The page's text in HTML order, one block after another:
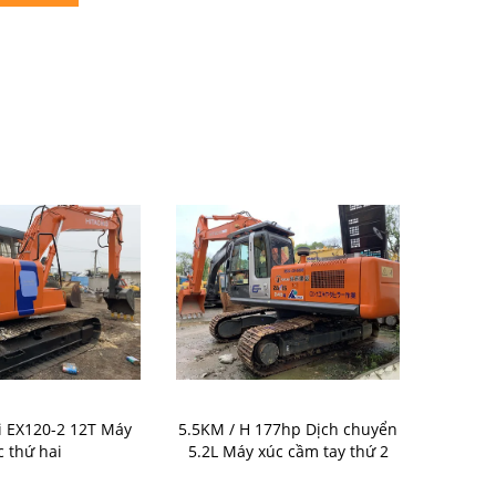
2 12T Máy
thứ hai
5.5KM / H 177hp Dịch chuyển
5.2L Máy xúc cầm tay thứ 2